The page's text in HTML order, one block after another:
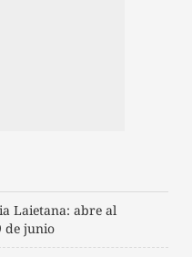
Laietana: abre al
de junio